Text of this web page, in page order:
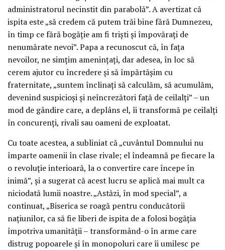
administratorul necinstit din parabolă”. A avertizat că
ispita este „să credem că putem trăi bine fără Dumnezeu,
în timp ce fără bogăție am fi triști și împovărați de
nenumărate nevoi”. Papa a recunoscut că, în fața
nevoilor, ne simțim amenințați, dar adesea, în loc să
cerem ajutor cu încredere și să împărtășim cu
fraternitate, „suntem înclinați să calculăm, să acumulăm,
devenind suspicioși și neîncrezători față de ceilalți” – un
mod de gândire care, a deplâns el, îi transformă pe ceilalți
în concurenți, rivali sau oameni de exploatat.
Cu toate acestea, a subliniat că „cuvântul Domnului nu
împarte oamenii în clase rivale; el îndeamnă pe fiecare la
o revoluție interioară, la o convertire care începe în
inimă”, și a sugerat că acest lucru se aplică mai mult ca
niciodată lumii noastre. „Astăzi, în mod special”, a
continuat, „Biserica se roagă pentru conducătorii
națiunilor, ca să fie liberi de ispita de a folosi bogăția
împotriva umanității – transformând-o în arme care
distrug popoarele și în monopoluri care îi umilesc pe